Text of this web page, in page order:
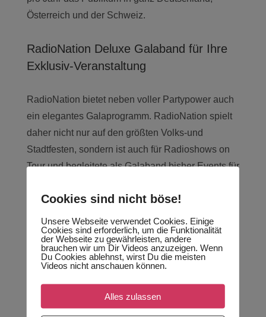
Österreich und der Schweiz.
RadioNation Deluxe Galaband für Ihre
Exklusiv-Veranstaltung
RadioNation bietet neben voller Partypower auch
ein elegantes Galaprogramm. RadioNation spielt
daher nicht nur auf den größten Volks-und
Stadtfesten, sondern ist auch für Radioshows on
Tour und begleitete als Galaband bisher Events für
Edeka, die Deutsche Bank oder die Deutsche
Botschaft in London. Erweiterbar durch eine
zweite Sängerin und eine Saxophonistin gehört
RadioNation zu einer der vielseitigsten und
erfolgreichsten Show-und Coverbands des
Landes.
Seit 2015 sind die Musiker für TUI Crusises auf
Cookies sind nicht böse!
Unsere Webseite verwendet Cookies. Einige
Cookies sind erforderlich, um die Funktionalität
der Webseite zu gewährleisten, andere
brauchen wir um Dir Videos anzuzeigen. Wenn
Du Cookies ablehnst, wirst Du die meisten
Videos nicht anschauen können.
Alles zulassen